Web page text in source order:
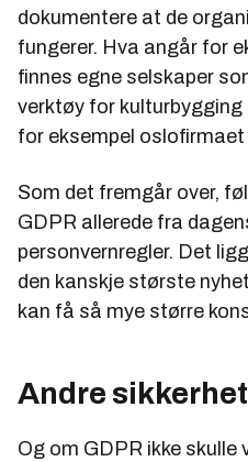
dokumentere at de
fungerer. Hva angår for
finnes egne selskaper
verktøy for kulturbygging
for eksempel oslofirmaet
Som det fremgår over,
GDPR allerede fra
personvernregler. Det
den kanskje største
kan få så mye større
Andre
Og om GDPR ikke